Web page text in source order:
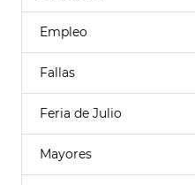
Empleo
Fallas
Feria de Julio
Mayores